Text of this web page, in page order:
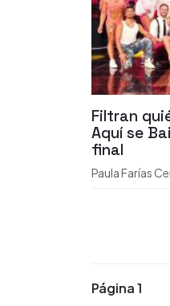
Filtran
Aquí se
final
Paula Farías
Página 1